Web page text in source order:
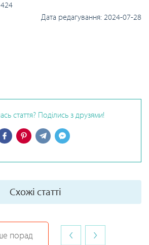
424
Дата редагування: 2024-07-28
стаття? Поділись з друзями!
Схожі статті
порад ‹ ›